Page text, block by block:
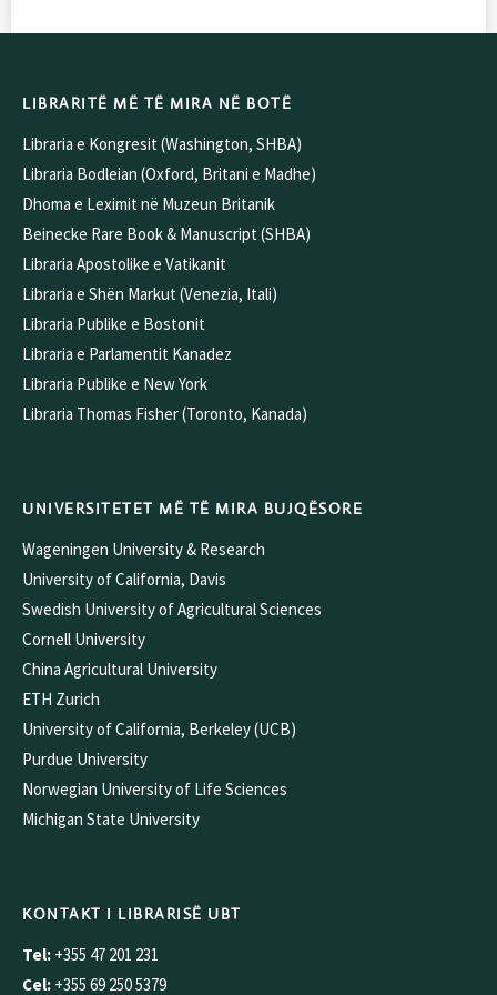
LIBRARITË MË TË MIRA NË BOTË
Libraria e Kongresit (Washington, SHBA)
Libraria Bodleian (Oxford, Britani e Madhe)
Dhoma e Leximit në Muzeun Britanik
Beinecke Rare Book & Manuscript (SHBA)
Libraria Apostolike e Vatikanit
Libraria e Shën Markut (Venezia, Itali)
Libraria Publike e Bostonit
Libraria e Parlamentit Kanadez
Libraria Publike e New York
Libraria Thomas Fisher (Toronto, Kanada)
UNIVERSITETET MË TË MIRA BUJQËSORE
Wageningen University & Research
University of California, Davis
Swedish University of Agricultural Sciences
Cornell University
China Agricultural University
ETH Zurich
University of California, Berkeley (UCB)
Purdue University
Norwegian University of Life Sciences
Michigan State University
KONTAKT I LIBRARISË UBT
Tel: +355 47 201 231
Cel: +355 69 250 5379